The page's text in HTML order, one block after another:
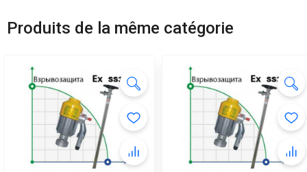
Produits de la même catégorie